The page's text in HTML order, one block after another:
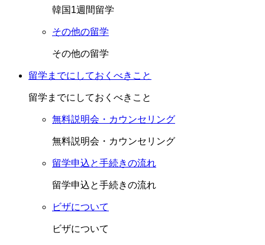
韓国1週間留学
その他の留学
その他の留学
留学までにしておくべきこと
留学までにしておくべきこと
無料説明会・カウンセリング
無料説明会・カウンセリング
留学申込と手続きの流れ
留学申込と手続きの流れ
ビザについて
ビザについて